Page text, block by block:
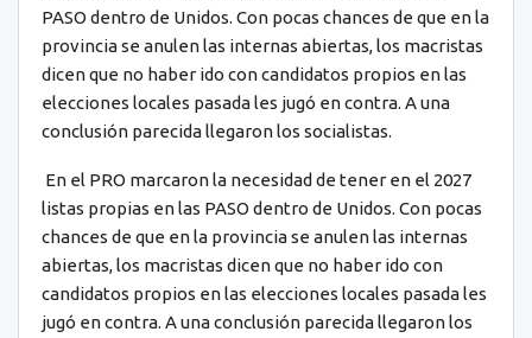
PASO dentro de Unidos. Con pocas chances de que en la
provincia se anulen las internas abiertas, los macristas
dicen que no haber ido con candidatos propios en las
elecciones locales pasada les jugó en contra. A una
conclusión parecida llegaron los socialistas.
En el PRO marcaron la necesidad de tener en el 2027
listas propias en las PASO dentro de Unidos. Con pocas
chances de que en la provincia se anulen las internas
abiertas, los macristas dicen que no haber ido con
candidatos propios en las elecciones locales pasada les
jugó en contra. A una conclusión parecida llegaron los